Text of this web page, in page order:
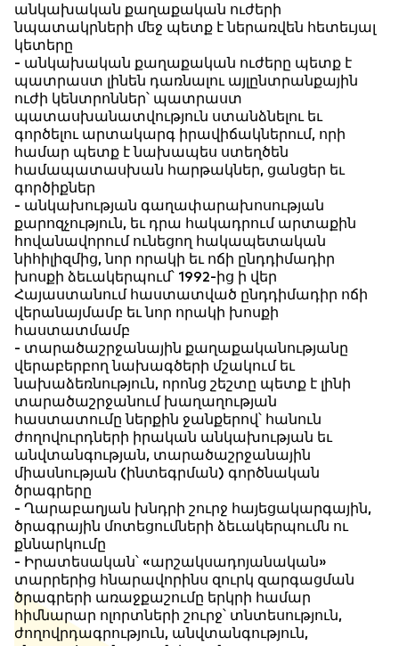
անկախական քաղաքական ուժերի
նպատակրների մեջ պետք է ներառվեն հետեւյալ
կետերը
- անկախական քաղաքական ուժերը պետք է
պատրաստ լինեն դառնալու այլընտրանքային
ուժի կենտրոններ՝ պատրաստ
պատասխանատվություն ստանձնելու եւ
գործելու արտակարգ իրավիճակներում, որի
համար պետք է նախապես ստեղծեն
համապատասխան հարթակներ, ցանցեր եւ
գործիքներ
- անկախության գաղափարախոսության
քարոզչություն, եւ դրա հակադրում արտաքին
հովանավորում ունեցող հակապետական
նիհիլիզմից, նոր որակի եւ ոճի ընդդիմադիր
խոսքի ձեւակերպում՝ 1992-ից ի վեր
Հայաստանում հաստատված ընդդիմադիր ոճի
վերանայմամբ եւ նոր որակի խոսքի
հաստատմամբ
- տարածաշրջանային քաղաքականությանը
վերաբերբող նախագծերի մշակում եւ
նախաձեռնություն, որոնց շեշտը պետք է լինի
տարածաշրջանում խաղաղության
հաստատումը ներքին ջանքերով՝ հանուն
ժողովուրդների իրական անկախության եւ
անվտանգության, տարածաշրջանային
միասնության (ինտեգրման) գործնական
ծրագրերը
- Ղարաբաղյան խնդրի շուրջ հայեցակարգային,
ծրագրային մոտեցումների ձեւակերպումն ու
քննարկումը
- Իրատեսական՝ «արշակսադոյանական»
տարրերից հնարավորինս զուրկ զարգացման
ծրագրերի առաջքաշումը երկրի համար
հիմնարար ոլորտների շուրջ՝ տնտեսություն,
ժողովրդագրություն, անվտանգություն,